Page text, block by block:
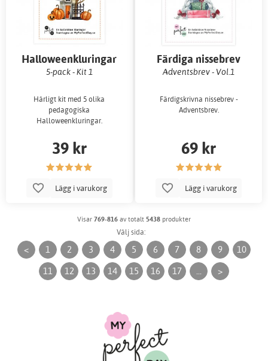
Halloweenkluringar
5-pack - Kit 1
Härligt kit med 5 olika
pedagogiska
Halloweenkluringar.
39 kr
Lägg i varukorg
Färdiga nissebrev
Adventsbrev - Vol.1
Färdigskrivna nissebrev -
Adventsbrev.
69 kr
Lägg i varukorg
Visar 769-816 av totalt 5438 produkter
Välj sida:
< 1 2 3 4 5 6 7 8 9
10
11
12 13 14 15 16 17 ... >